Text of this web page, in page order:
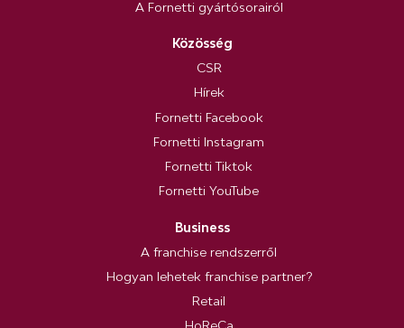
A Fornetti gyártósorairól
Közösség
CSR
Hírek
Fornetti Facebook
Fornetti Instagram
Fornetti Tiktok
Fornetti YouTube
Business
A franchise rendszerről
Hogyan lehetek franchise partner?
Retail